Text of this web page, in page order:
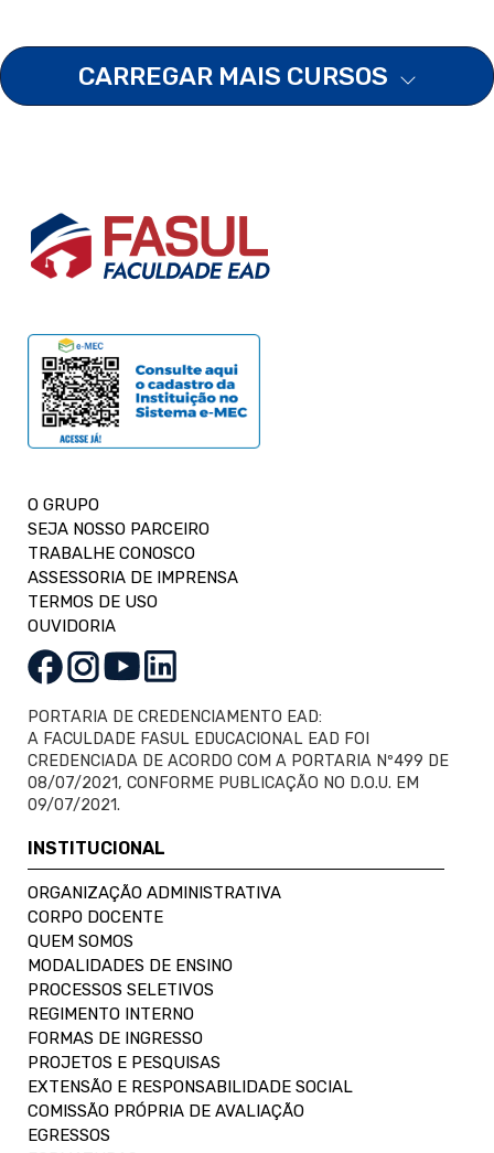
CARREGAR MAIS CURSOS
O GRUPO
SEJA NOSSO PARCEIRO
TRABALHE CONOSCO
ASSESSORIA DE IMPRENSA
TERMOS DE USO
OUVIDORIA
PORTARIA DE CREDENCIAMENTO EAD:
A FACULDADE FASUL EDUCACIONAL EAD FOI
CREDENCIADA DE ACORDO COM A PORTARIA Nº499 DE
08/07/2021, CONFORME PUBLICAÇÃO NO D.O.U. EM
09/07/2021.
INSTITUCIONAL
ORGANIZAÇÃO ADMINISTRATIVA
CORPO DOCENTE
QUEM SOMOS
MODALIDADES DE ENSINO
PROCESSOS SELETIVOS
REGIMENTO INTERNO
FORMAS DE INGRESSO
PROJETOS E PESQUISAS
EXTENSÃO E RESPONSABILIDADE SOCIAL
COMISSÃO PRÓPRIA DE AVALIAÇÃO
EGRESSOS